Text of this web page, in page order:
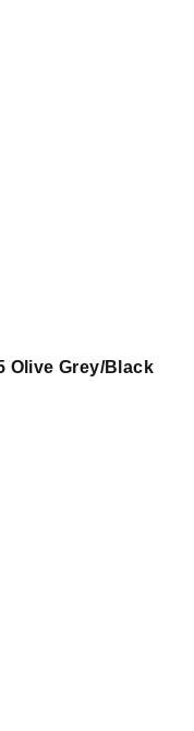
Olive Grey/Black